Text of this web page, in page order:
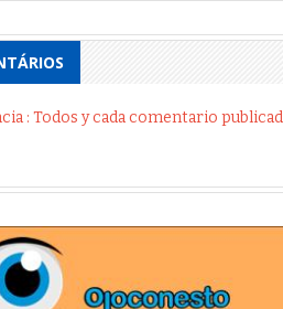
: Todos y cada comentario